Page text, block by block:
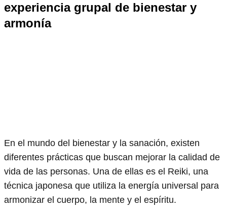
experiencia grupal de bienestar y
armonía
En el mundo del bienestar y la sanación, existen
diferentes prácticas que buscan mejorar la calidad de
vida de las personas. Una de ellas es el Reiki, una
técnica japonesa que utiliza la energía universal para
armonizar el cuerpo, la mente y el espíritu.